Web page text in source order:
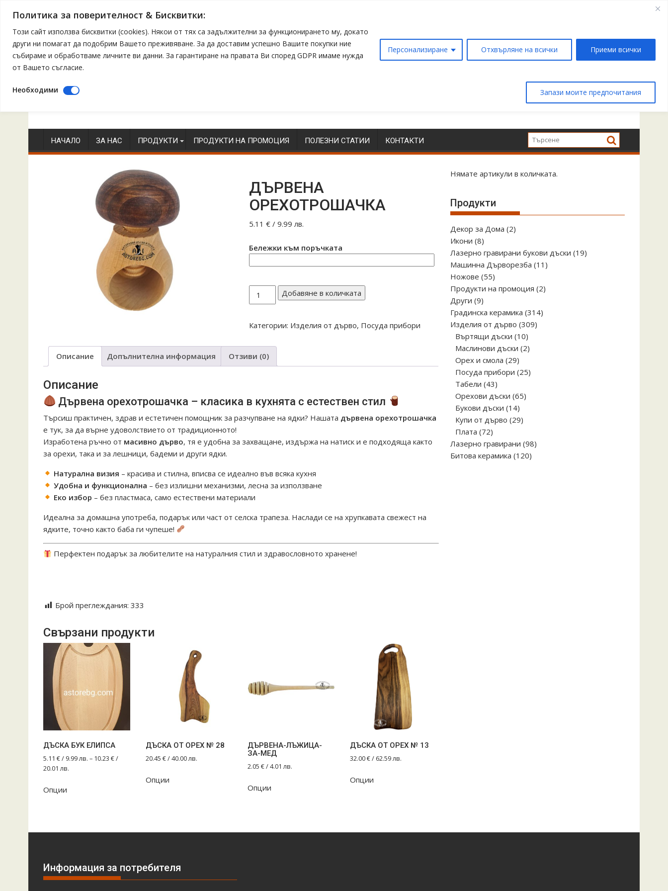
Политика за поверителност & Бисквитки:
Този сайт използва бисквитки (cookies). Някои от тях са задължителни за функционирането му, докато
други ни помагат да подобрим Вашето преживяване. За да доставим успешно Вашите покупки ние
събираме и обработваме личните ви данни. За гарантиране на правата Ви според GDPR имаме нужда
от Вашето съгласие.
Персонализиране Отхвърляне на всички Приеми всички
Необходими Запази моите предпочитания
to
contentНАЧАЛО ЗА НАС ПРОДУКТИ ПРОДУКТИ НА ПРОМОЦИЯ ПОЛЕЗНИ СТАТИИ КОНТАКТИ
ДЪРВЕНА
ОРЕХОТРОШАЧКА
5.11 €/ 9.99 лв.
Бележки към поръчката
количество
за
ОРЕХОТРОШАЧКА
Добавяне в количката
Категории: Изделия от дърво, Посуда прибори
Описание Допълнителна информация Отзиви (0)
Описание
Дървена орехотрошачка – класика в кухнята с естествен стил
Търсиш практичен, здрав и естетичен помощник за разчупване на ядки? Нашата дървена орехотрошачка
е тук, за да върне удоволствието от традиционното!
Изработена ръчно от масивно дърво, тя е удобна за захващане, издържа на натиск и е подходяща както
за орехи, така и за лешници, бадеми и други ядки.
Натурална визия – красива и стилна, вписва се идеално във всяка кухня
Удобна и функционална – без излишни механизми, лесна за използване
Еко избор – без пластмаса, само естествени материали
Идеална за домашна употреба, подарък или част от селска трапеза. Наслади се на хрупкавата свежест на
ядките, точно както баба ги чупеше!
Перфектен подарък за любителите на натуралния стил и здравословното хранене!
Брой преглеждания: 333
Свързани продукти
ДЪСКА БУК ЕЛИПСА
5.11 €/ 9.99 лв. – 10.23 €/
20.01 лв.
Опции
may
be
ДЪСКА ОТ ОРЕХ № 28
20.45 €/ 40.00 лв.
Опции
ДЪРВЕНА-ЛЪЖИЦА-
ЗА-МЕД
2.05€/ 4.01 лв.
Опции
ДЪСКА ОТ ОРЕХ № 13
32.00€/ 62.59 лв.
Опции
Нямате артикули в количката.
Продукти
Декор за Дома 22
Икони 88
продукта
Лазерно гравирани букови дъски 1919
Машинна Дърворезба 11 11
Ножове 5555
продукта
Продукти на промоция 22
Други 99
продукта
Градинска керамика 314314
Изделия от дърво 309309
Въртящи дъски 1010
продукта
Маслинови дъски 22
Орех и смола 2929
продукта
Посуда прибори 2525
Табели 4343
продукта
Орехови дъски 6565
Букови дъски 1414
продукта
Купи от дърво 2929
Плата 7272
продукта
Лазерно гравирани 9898
Битова керамика 120120
Информация за потребителя